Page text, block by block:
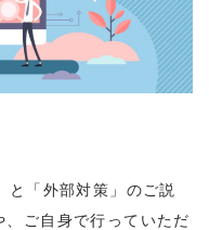
と「外部対策」のご説
ご自身で行っていただ